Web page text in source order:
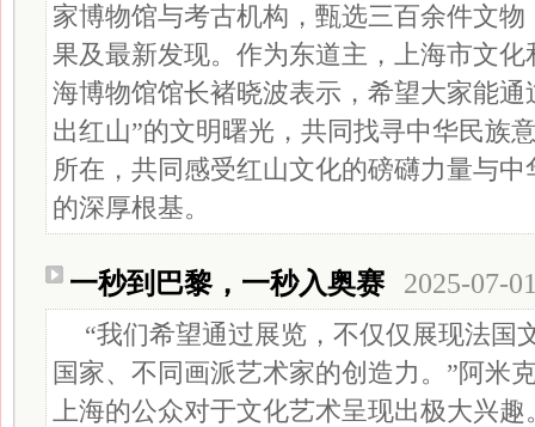
家博物馆与考古机构，甄选三百余件文
果及最新发现。作为东道主，上海市文
海博物馆馆长褚晓波表示，希望大家能
出红山”的文明曙光，共同找寻中华民族
所在，共同感受红山文化的磅礴力量与
的深厚根基。
一秒到巴黎，一秒入奥赛 2025-07-
“我们希望通过展览，不仅仅展现法国
国家、不同画派艺术家的创造力。”阿米
上海的公众对于文化艺术呈现出极大兴